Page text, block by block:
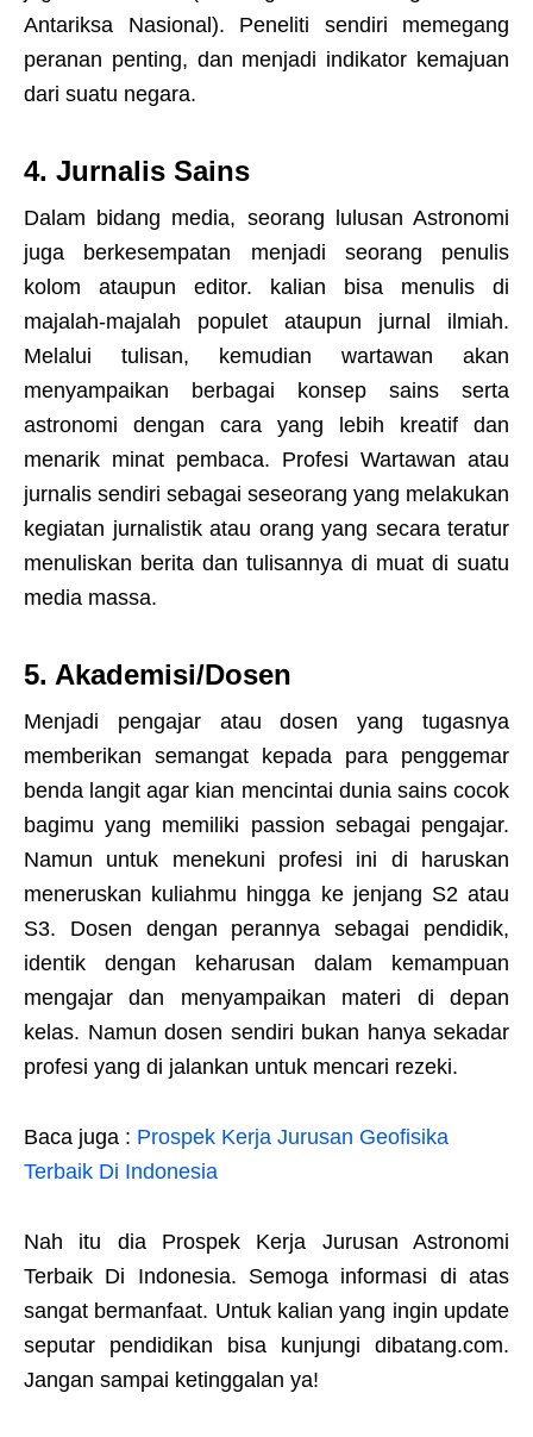
Antariksa Nasional). Peneliti sendiri memegang
peranan penting, dan menjadi indikator kemajuan
dari suatu negara.
4. Jurnalis Sains
Dalam bidang media, seorang lulusan Astronomi
juga berkesempatan menjadi seorang penulis
kolom ataupun editor. kalian bisa menulis di
majalah-majalah populet ataupun jurnal ilmiah.
Melalui tulisan, kemudian wartawan akan
menyampaikan berbagai konsep sains serta
astronomi dengan cara yang lebih kreatif dan
menarik minat pembaca. Profesi Wartawan atau
jurnalis sendiri sebagai seseorang yang melakukan
kegiatan jurnalistik atau orang yang secara teratur
menuliskan berita dan tulisannya di muat di suatu
media massa.
5. Akademisi/Dosen
Menjadi pengajar atau dosen yang tugasnya
memberikan semangat kepada para penggemar
benda langit agar kian mencintai dunia sains cocok
bagimu yang memiliki passion sebagai pengajar.
Namun untuk menekuni profesi ini di haruskan
meneruskan kuliahmu hingga ke jenjang S2 atau
S3. Dosen dengan perannya sebagai pendidik,
identik dengan keharusan dalam kemampuan
mengajar dan menyampaikan materi di depan
kelas. Namun dosen sendiri bukan hanya sekadar
profesi yang di jalankan untuk mencari rezeki.
Baca juga : Prospek Kerja Jurusan Geofisika
Terbaik Di Indonesia
Nah itu dia Prospek Kerja Jurusan Astronomi
Terbaik Di Indonesia. Semoga informasi di atas
sangat bermanfaat. Untuk kalian yang ingin update
seputar pendidikan bisa kunjungi dibatang.com.
Jangan sampai ketinggalan ya!